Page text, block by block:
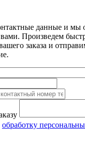
данные и мы
Произведем
заказа и
обработку